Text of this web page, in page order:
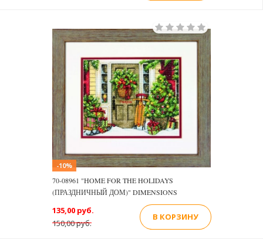
-10%
70-08961 "HOME FOR THE HOLIDAYS
(ПРАЗДНИЧНЫЙ ДОМ)" DIMENSIONS
150,00 руб.
135,00 руб.
В КОРЗИНУ